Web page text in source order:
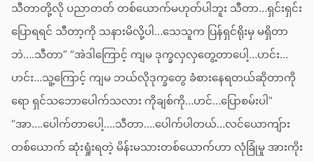
သီတာတို့လို ပညာတတ် တစ်ယောက်မဟုတ်ပါဘူး သီတာ…ရှင်းရှင်း
ပြောရရင် သီတာ့ကို သနားမိလို့ပါ…သေသူက ပြန်ရှင်ရိုးမှ မရှိတာ
ဘဲ….သီတာ” “အဲဒါကြောင့် ကျမ ဒုက္ခလှလှတွေ့တာပေါ့…ဟင်း…
ဟင်း…သူ့ကြောင့် ကျမ ဘယ်လိုဒုက္ခတွေ ခံစားနေရတယ်ဆိုတာကို
ရော ရှင်သဘောပေါက်သလား ကိုချစ်ကို…ဟင်…ပြောစမ်းပါ”
“အာ….ပေါက်တာပေါ့….သီတာ….ပေါက်ပါတယ်…လင်ယောကျ်ား
တစ်ယောက် ဆုံးရှုံးရတဲ့ မိန်းမသားတစ်ယောက်ဟာ လုံခြုံမှု အားကိုး